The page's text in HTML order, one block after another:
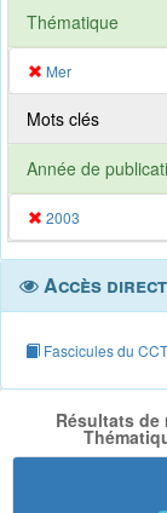
Thématique
Mer
Mots clés
Année de
2003
Accès direct
Fascicules du
Résultats de